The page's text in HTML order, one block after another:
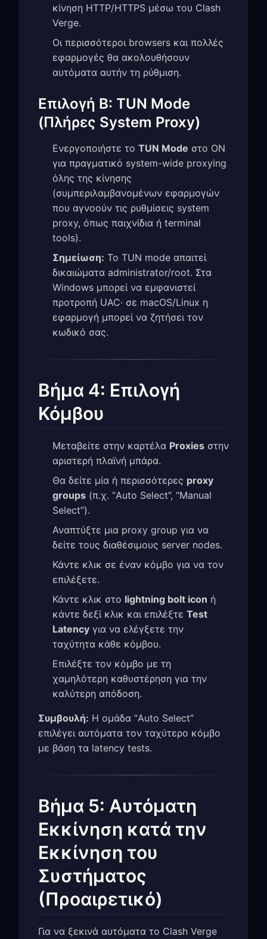
κίνηση HTTP/HTTPS μέσω του Clash
Verge.
Οι περισσότεροι browsers και πολλές
εφαρμογές θα ακολουθήσουν
αυτόματα αυτήν τη ρύθμιση.
Επιλογή B: TUN Mode
(Πλήρες System Proxy)
Ενεργοποιήστε το TUN Mode στο ON
για πραγματικό system-wide proxying
όλης της κίνησης
(συμπεριλαμβανομένων εφαρμογών
που αγνοούν τις ρυθμίσεις system
proxy, όπως παιχνίδια ή terminal
tools).
Σημείωση: Το TUN mode απαιτεί
δικαιώματα administrator/root. Στα
Windows μπορεί να εμφανιστεί
προτροπή UAC· σε macOS/Linux η
εφαρμογή μπορεί να ζητήσει τον
κωδικό σας.
Βήμα 4: Επιλογή
Κόμβου
Μεταβείτε στην καρτέλα Proxies στην
αριστερή πλαϊνή μπάρα.
Θα δείτε μία ή περισσότερες proxy
groups (π.χ. “Auto Select”, “Manual
Select”).
Αναπτύξτε μια proxy group για να
δείτε τους διαθέσιμους server nodes.
Κάντε κλικ σε έναν κόμβο για να τον
επιλέξετε.
Κάντε κλικ στο lightning bolt icon ή
κάντε δεξί κλικ και επιλέξτε Test
Latency για να ελέγξετε την
ταχύτητα κάθε κόμβου.
Επιλέξτε τον κόμβο με τη
χαμηλότερη καθυστέρηση για την
καλύτερη απόδοση.
Συμβουλή: Η ομάδα “Auto Select”
επιλέγει αυτόματα τον ταχύτερο κόμβο
με βάση τα latency tests.
Βήμα 5: Αυτόματη
Εκκίνηση κατά την
Εκκίνηση του
Συστήματος
(Προαιρετικό)
Για να ξεκινά αυτόματα το Clash Verge